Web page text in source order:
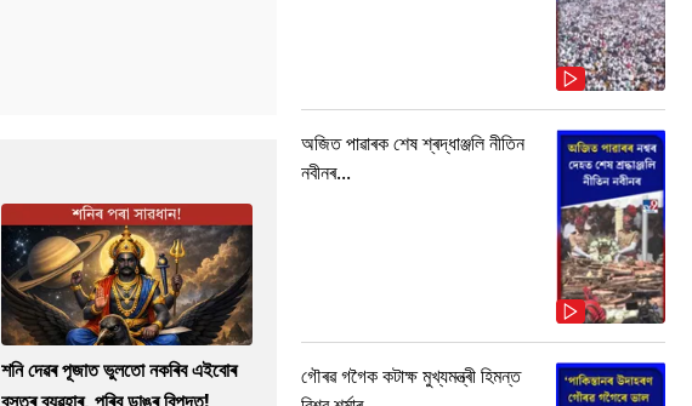
শনি দেৱৰ পূজাত ভুলতো নকৰিব এইবোৰ
অজিত পাৱাৰক শেষ শ্ৰদ্ধাঞ্জলি নীতিন
নবীনৰ...
গৌৰৱ গগৈক কটাক্ষ মুখ্যমন্ত্ৰী হিমন্ত